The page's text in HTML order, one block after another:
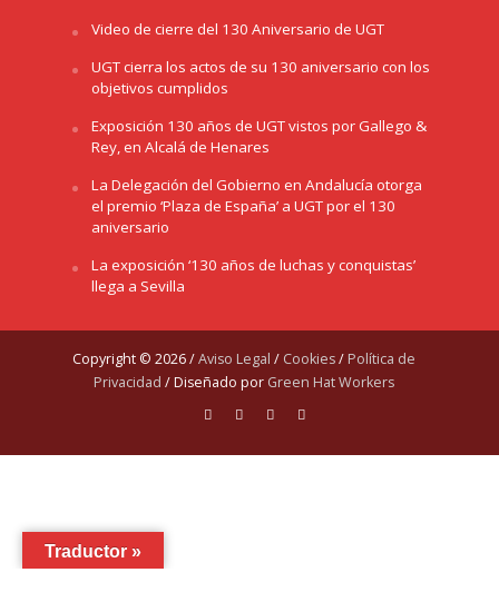
Video de cierre del 130 Aniversario de UGT
UGT cierra los actos de su 130 aniversario con los
objetivos cumplidos
Exposición 130 años de UGT vistos por Gallego &
Rey, en Alcalá de Henares
La Delegación del Gobierno en Andalucía otorga
el premio ‘Plaza de España’ a UGT por el 130
aniversario
La exposición ‘130 años de luchas y conquistas’
llega a Sevilla
Copyright © 2026 /Aviso Legal / Cookies/ Política de
Privacidad / Diseñado por Green Hat Workers
Traductor »